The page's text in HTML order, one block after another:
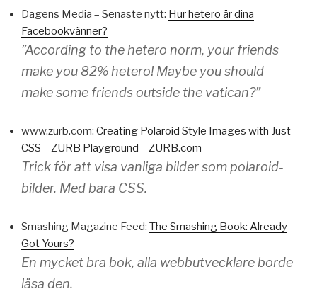
Dagens Media – Senaste nytt: Hur hetero är dina
Facebookvänner?
”According to the hetero norm, your friends
make you 82% hetero! Maybe you should
make some friends outside the vatican?”
www.zurb.com: Creating Polaroid Style Images with Just
CSS – ZURB Playground – ZURB.com
Trick för att visa vanliga bilder som polaroid-
bilder. Med bara CSS.
Smashing Magazine Feed: The Smashing Book: Already
Got Yours?
En mycket bra bok, alla webbutvecklare borde
läsa den.